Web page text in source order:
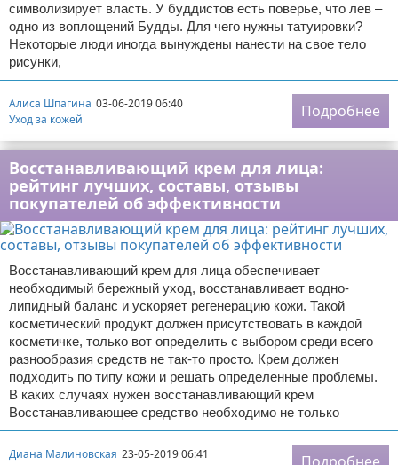
символизирует власть. У буддистов есть поверье, что лев –
одно из воплощений Будды. Для чего нужны татуировки?
Некоторые люди иногда вынуждены нанести на свое тело
рисунки,
Алиса Шпагина 03-06-2019 06:40
Уход за кожей
Подробнее
Восстанавливающий крем для лица:
рейтинг лучших, составы, отзывы
покупателей об эффективности
Восстанавливающий крем для лица обеспечивает
необходимый бережный уход, восстанавливает водно-
липидный баланс и ускоряет регенерацию кожи. Такой
косметический продукт должен присутствовать в каждой
косметичке, только вот определить с выбором среди всего
разнообразия средств не так-то просто. Крем должен
подходить по типу кожи и решать определенные проблемы.
В каких случаях нужен восстанавливающий крем
Восстанавливающее средство необходимо не только
Диана Малиновская 23-05-2019 06:41